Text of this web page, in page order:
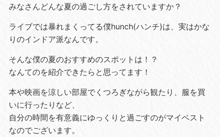
みなさんどんな夏の過ごし方をされていますか？
ライブでは暴れまくってる僕hunch(ハンチ)は、実はかな
りのインドア派なんです。
そんな僕の夏のおすすめのスポットは！？
なんてのを紹介できたらと思ってます！
本や映画を涼しい部屋でくつろぎながら観たり、服を買
いに行ったりなど、
自分の時間を有意義にゆっくりと過ごすのがマイベスト
なのでございます。